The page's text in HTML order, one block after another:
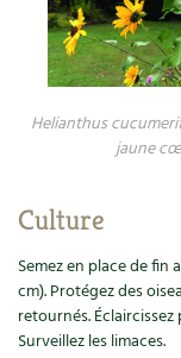
Autonomie
Enfants
Actions pour la
Carnets de saison
Helianthus
jaune
Culture
Semez en place de fin
cm). Protégez des
retournés.
Surveillez les limaces.